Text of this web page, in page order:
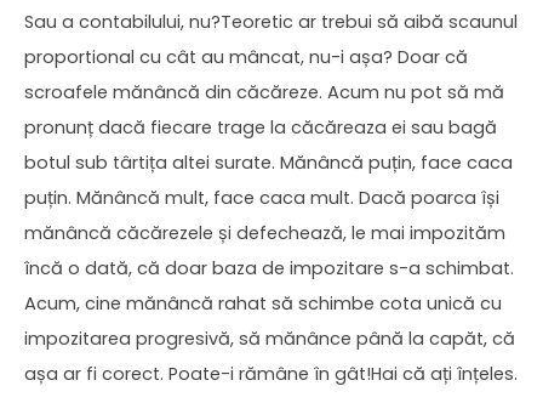
Sau a contabilului, nu?Teoretic ar trebui să aibă scaunul
proportional cu cât au mâncat, nu-i așa? Doar că
scroafele mănâncă din căcăreze. Acum nu pot să mă
pronunț dacă fiecare trage la căcăreaza ei sau bagă
botul sub târtița altei surate. Mănâncă puțin, face caca
puțin. Mănâncă mult, face caca mult. Dacă poarca își
mănâncă căcărezele și defechează, le mai impozităm
încă o dată, că doar baza de impozitare s-a schimbat.
Acum, cine mănâncă rahat să schimbe cota unică cu
impozitarea progresivă, să mănânce până la capăt, că
așa ar fi corect. Poate-i rămâne în gât!Hai că ați înțeles.